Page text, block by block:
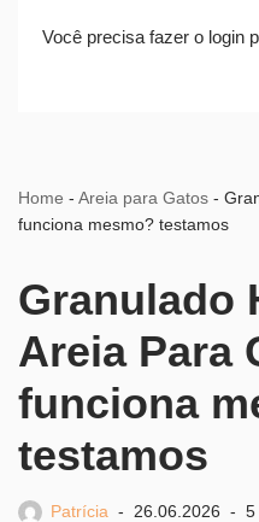
Você precisa fazer o login
Home - Areia para Gatos -
funciona mesmo? testamos
Granulado
Areia Para
funciona
testamos
Patrícia 26.06.2026 5